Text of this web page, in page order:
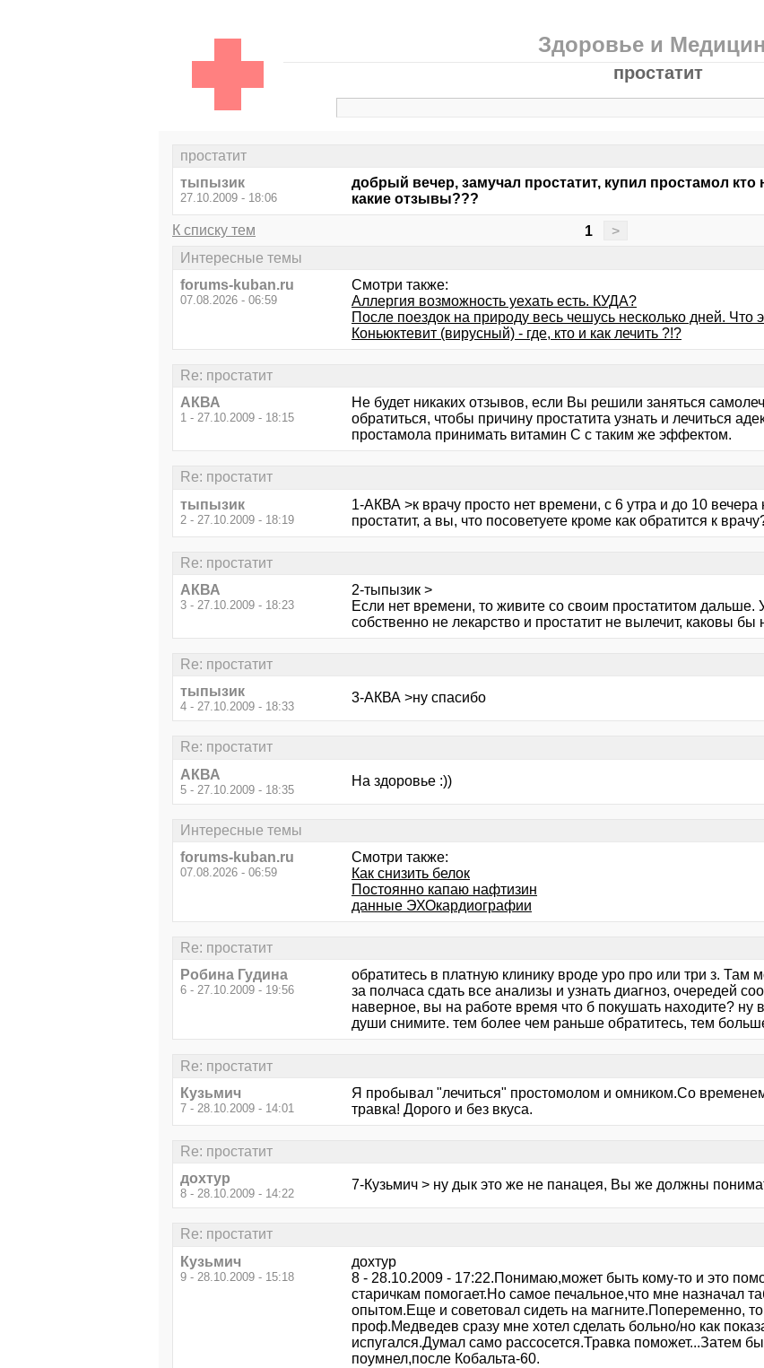
Здоровье и
простатит
простатит
тыпызик
27.10.2009 - 18:06
добрый вечер, замучал простатит, купил простамол
какие отзывы???
К списку тем 1 >
Интересные темы
forums-kuban.ru
07.08.2026 - 06:59
Смотри также:
Аллергия возможность уехать есть. КУДА?
После поездок на природу весь чешусь несколько дней. Что
Коньюктевит (вирусный) - где, кто и как лечить ?!?
Re: простатит
АКВА
1 - 27.10.2009 - 18:15
Не будет никаких отзывов, если Вы решили заняться
обратиться, чтобы причину простатита узнать и лечиться
простамола принимать витамин С с таким же эффектом.
Re: простатит
тыпызик
2 - 27.10.2009 - 18:19
1-АКВА >к врачу просто нет времени, с 6 утра и до 10
простатит, а вы, что посоветуете кроме как обратится к
Re: простатит
АКВА
3 - 27.10.2009 - 18:23
2-тыпызик >
Если нет времени, то живите со своим простатитом дальше.
собственно не лекарство и простатит не вылечит, каковы бы
Re: простатит
тыпызик
4 - 27.10.2009 - 18:33
3-АКВА >ну спасибо
Re: простатит
АКВА
5 - 27.10.2009 - 18:35
На здоровье :))
Интересные темы
forums-kuban.ru
07.08.2026 - 06:59
Смотри также:
Как снизить белок
Постоянно капаю нафтизин
данные ЭХОкардиографии
Re: простатит
Робина Гудина
6 - 27.10.2009 - 19:56
обратитесь в платную клинику вроде уро про или три з. Там
за полчаса сдать все анализы и узнать диагноз, очередей
наверное, вы на работе время что б покушать находите? ну
души снимите. тем более чем раньше обратитесь, тем
Re: простатит
Кузьмич
7 - 28.10.2009 - 14:01
Я пробывал "лечиться" простомолом и омником.Со
травка! Дорого и без вкуса.
Re: простатит
дохтур
8 - 28.10.2009 - 14:22
7-Кузьмич > ну дык это же не панацея, Вы же должны
Re: простатит
Кузьмич
9 - 28.10.2009 - 15:18
дохтур
8 - 28.10.2009 - 17:22.Понимаю,может быть кому-то и это
старичкам помогает.Но самое печальное,что мне назначал
опытом.Еще и советовал сидеть на магните.Попеременно,
проф.Медведев сразу мне хотел сделать больно/но как
испугался.Думал само рассосется.Травка поможет...Затем
поумнел,после Кобальта-60.